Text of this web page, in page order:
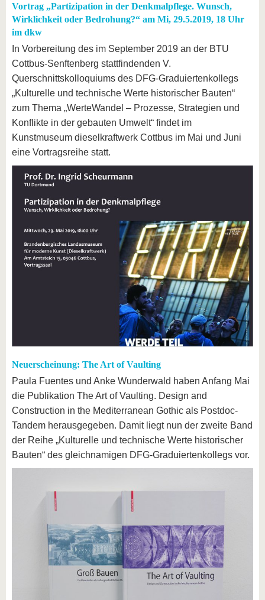
Vortrag „Partizipation in der Denkmalpflege. Wunsch,
Wirklichkeit oder Bedrohung?“ am Mi, 29.5.2019, 18 Uhr
im dkw
In Vorbereitung des im September 2019 an der BTU
Cottbus-Senftenberg stattfindenden V.
Querschnittskolloquiums des DFG-Graduiertenkollegs
„Kulturelle und technische Werte historischer Bauten“
zum Thema „WerteWandel – Prozesse, Strategien und
Konflikte in der gebauten Umwelt“ findet im
Kunstmuseum dieselkraftwerk Cottbus im Mai und Juni
eine Vortragsreihe statt.
Neuerscheinung: The Art of Vaulting
Paula Fuentes und Anke Wunderwald haben Anfang Mai
die Publikation The Art of Vaulting. Design and
Construction in the Mediterranean Gothic als Postdoc-
Tandem herausgegeben. Damit liegt nun der zweite Band
der Reihe „Kulturelle und technische Werte historischer
Bauten“ des gleichnamigen DFG-Graduiertenkollegs vor.